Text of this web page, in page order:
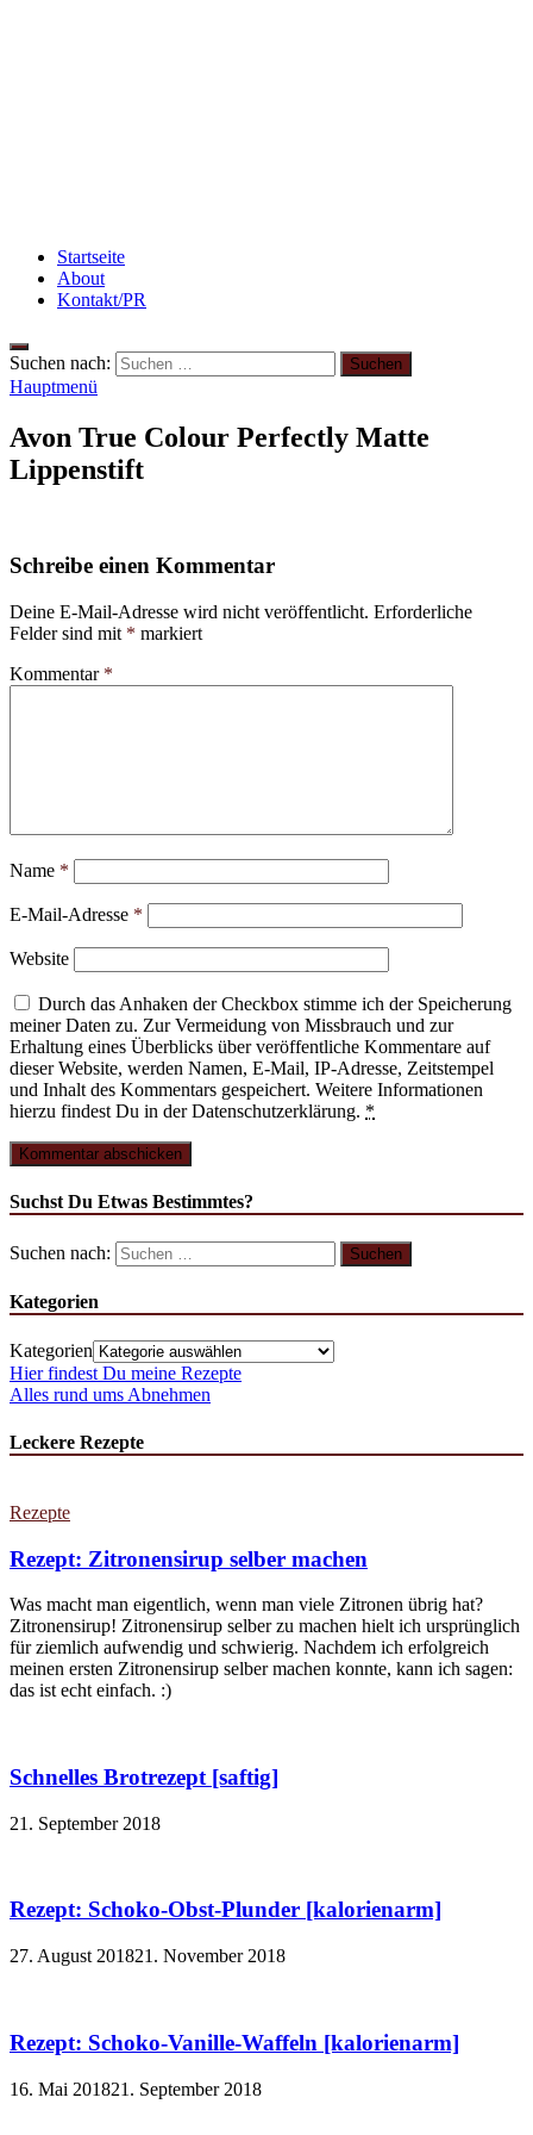
Startseite
About
Kontakt/PR
Suchen nach:
Hauptmenü
Avon True Colour Perfectly Matte
Lippenstift
Schreibe einen Kommentar
Deine E-Mail-Adresse wird nicht veröffentlicht. Erforderliche
Felder sind mit * markiert
Kommentar *
Name *
E-Mail-Adresse *
Website
Durch das Anhaken der Checkbox stimme ich der Speicherung
meiner Daten zu. Zur Vermeidung von Missbrauch und zur
Erhaltung eines Überblicks über veröffentliche Kommentare auf
dieser Website, werden Namen, E-Mail, IP-Adresse, Zeitstempel
und Inhalt des Kommentars gespeichert. Weitere Informationen
hierzu findest Du in der Datenschutzerklärung. *
Suchst Du Etwas Bestimmtes?
Suchen nach:
Kategorien
Kategorien
Hier findest Du meine Rezepte
Alles rund ums Abnehmen
Leckere Rezepte
Rezepte
Rezept: Zitronensirup selber machen
Was macht man eigentlich, wenn man viele Zitronen übrig hat?
Zitronensirup! Zitronensirup selber zu machen hielt ich ursprünglich
für ziemlich aufwendig und schwierig. Nachdem ich erfolgreich
meinen ersten Zitronensirup selber machen konnte, kann ich sagen:
das ist echt einfach. :)
Schnelles Brotrezept [saftig]
21. September 2018
Rezept: Schoko-Obst-Plunder [kalorienarm]
27. August 201821. November 2018
Rezept: Schoko-Vanille-Waffeln [kalorienarm]
16. Mai 201821. September 2018